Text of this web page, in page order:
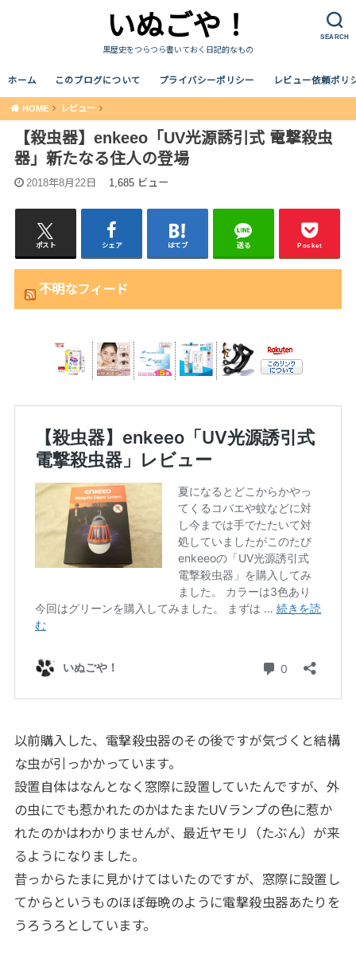
SEARCH
いぬごや！
黒歴史をつらつら書いておく日記的なもの
ホーム このブログについて プライバシーポリシー レビュー依頼ポリ
HOME レビュー
【殺虫器】enkeeo「UV光源誘引式 電撃殺虫
器」新たなる住人の登場
2018年8月22日 1,685 ビュー
ポスト シェア はてブ 送る Pocket
不明なフィード
以前購入した、電撃殺虫器のその後ですが気づくと結構
な虫が引っかかっています。
設置自体はなんとなく窓際に設置していたんですが、外
の虫にでも惹かれたのかはたまたUVランプの色に惹か
れたのかはわかりませんが、最近ヤモリ（たぶん）が来
るようになりました。
昔っからたまに見かけてはいたのですが、窓際に設置し
てからというものほぼ毎晩のように電撃殺虫器あたりを
うろうろとしています。